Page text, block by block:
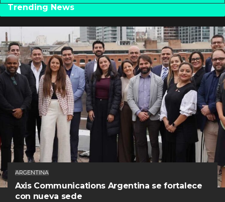
Trending News
ARGENTINA
Axis Communications Argentina se fortalece
con nueva sede